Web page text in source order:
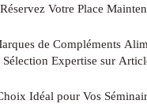
Votre Place
de Compléments
Expertise sur
Idéal pour Vos